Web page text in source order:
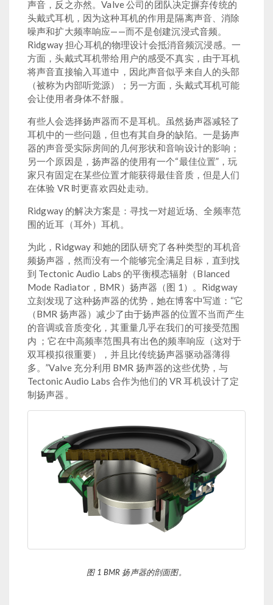
声音，反之亦然。Valve 公司的团队决定摒弃传统的
头戴式耳机，因为这种耳机的作用是隔离声音、消除
噪声和扩大频率响应——而不是创建沉浸式音频。
Ridgway 担心耳机的物理设计会抵消音频沉浸感。一
方面，头戴式耳机带给用户的感受不真实，由于耳机
将声音直接输入耳道中，因此声音似乎来自人的头部
（被称为内部听觉源）；另一方面，头戴式耳机可能
会让使用者身体不舒服。
有些人会选择扬声器而不是耳机。虽然扬声器减轻了
耳机中的一些问题，但也有其自身的缺陷。一是扬声
器的声音受实际房间的几何形状和音响设计的影响；
另一个原因是，扬声器的使用有一个“最佳位置”，玩
家只有固定在某些位置才能获得最佳音质，但是人们
在体验 VR 时更喜欢四处走动。
Ridgway 的解决方案是：寻找一对超近场、全频率范
围的近耳（耳外）耳机。
为此，Ridgway 和她的团队研究了各种类型的耳机音
频扬声器，然而没有一个能够完全满足目标，直到找
到 Tectonic Audio Labs 的平衡模态辐射（Blanced
Mode Radiator，BMR）扬声器（图 1）。Ridgway
立刻发现了这种扬声器的优势，她在博客中写道：“它
（BMR 扬声器）减少了由于扬声器的位置不当而产生
的音调或音质变化，其重量几乎在我们的可接受范围
内 ；它在中高频率范围具有出色的频率响应（这对于
双耳模拟很重要），并且比传统扬声器驱动器薄得
多。”Valve 充分利用 BMR 扬声器的这些优势，与
Tectonic Audio Labs 合作为他们的 VR 耳机设计了定
制扬声器。
图 1 BMR 扬声器的剖面图。